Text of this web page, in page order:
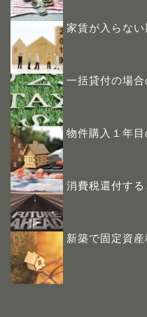
家賃が入らな
一括貸付の場
物件購入１年目
消費税還付す
新築で固定資